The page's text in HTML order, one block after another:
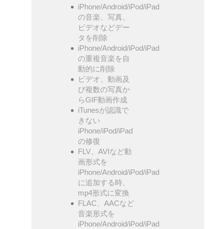
iPhone/Android/iPod/iPad
の音楽、写真、
ビデオなどデー
タを削除
iPhone/Android/iPod/iPad
の重複音楽を自
動的に削除
ビデオ、動画及
び複数の写真か
らGIF動画作成
iTunesが認識で
きない
iPhone/iPod/iPad
の修復
FLV、AVIなど動
画形式を
iPhone/Android/iPod/iPad
に追加する時、
mp4形式に変換
FLAC、AACなど
音楽形式を
iPhone/Android/iPod/iPad